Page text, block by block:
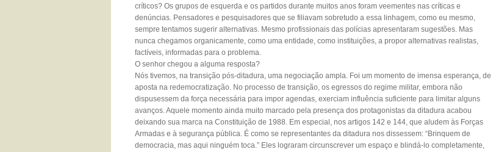
críticos? Os grupos de esquerda e os partidos durante muitos anos foram veementes nas críticas e
denúncias. Pensadores e pesquisadores que se filiavam sobretudo a essa linhagem, como eu mesmo,
sempre tentamos sugerir alternativas. Mesmo profissionais das polícias apresentaram sugestões. Mas
nunca chegamos organicamente, como uma entidade, como instituições, a propor alternativas realistas,
factíveis, informadas para o problema.
O senhor chegou a alguma resposta?
Nós tivemos, na transição pós-ditadura, uma negociação ampla. Foi um momento de imensa esperança, de
aposta na redemocratização. No processo de transição, os egressos do regime militar, embora não
dispusessem da força necessária para impor agendas, exerciam influência suficiente para limitar alguns
avanços. Aquele momento ainda muito marcado pela presença dos protagonistas da ditadura acabou
deixando sua marca na Constituição de 1988. Em especial, nos artigos 142 e 144, que aludem às Forças
Armadas e à segurança pública. É como se representantes da ditadura nos dissessem: “Brinquem de
democracia, mas aqui ninguém toca.” Eles lograram circunscrever um espaço e blindá-lo completamente,